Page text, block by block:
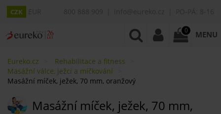
CZK
0 MENU
Eureko.cz
Rehabilitace a fitness
Masážní válce, ježci a míčkování
Masážní míček, ježek, 70 mm, oranžový
Masážní míček, ježek, 70 mm,